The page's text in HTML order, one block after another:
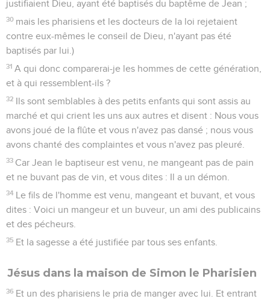
justifiaient Dieu, ayant été baptisés du baptême de Jean ;
30 mais les pharisiens et les docteurs de la loi rejetaient
contre eux-mêmes le conseil de Dieu, n'ayant pas été
baptisés par lui.)
31 A qui donc comparerai-je les hommes de cette génération,
et à qui ressemblent-ils ?
32 Ils sont semblables à des petits enfants qui sont assis au
marché et qui crient les uns aux autres et disent : Nous vous
avons joué de la flûte et vous n'avez pas dansé ; nous vous
avons chanté des complaintes et vous n'avez pas pleuré.
33 Car Jean le baptiseur est venu, ne mangeant pas de pain
et ne buvant pas de vin, et vous dites : Il a un démon.
34 Le fils de l'homme est venu, mangeant et buvant, et vous
dites : Voici un mangeur et un buveur, un ami des publicains
et des pécheurs.
35 Et la sagesse a été justifiée par tous ses enfants.
Jésus dans la maison de Simon le Pharisien
36 Et un des pharisiens le pria de manger avec lui. Et entrant